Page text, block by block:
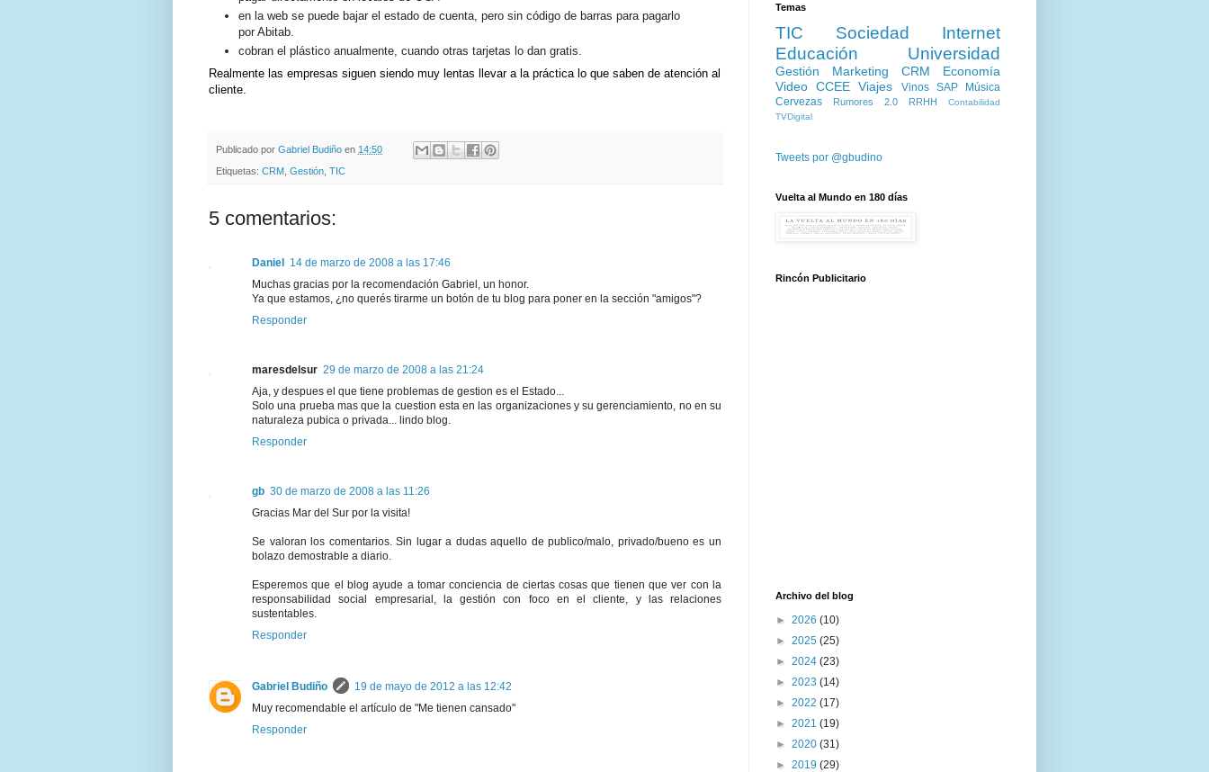
en la web se puede bajar el estado de cuenta, pero sin código de barras para pagarlo
por Abitab.
cobran el plástico anualmente, cuando otras tarjetas lo dan gratis.
Realmente las empresas siguen siendo muy lentas llevar a la práctica lo que saben de atención al
cliente.
Publicado por Gabriel Budiño en 14:50
Etiquetas: CRM, Gestión, TIC
5 comentarios:
Daniel
14 de marzo de 2008 a las 17:46
Muchas gracias por la recomendación Gabriel, un honor.
Ya que estamos, ¿no querés tirarme un botón de tu blog para poner en la sección "amigos"?
Responder
maresdelsur 29 de marzo de 2008 a las 21:24
Aja, y despues el que tiene problemas de gestion es el Estado...
Solo una prueba mas que la cuestion esta en las organizaciones y su gerenciamiento, no en su
naturaleza pubica o privada... lindo blog.
Responder
gb 30 de marzo de 2008 a las 11:26
Gracias Mar del Sur por la visita!
Se valoran los comentarios. Sin lugar a dudas aquello de publico/malo, privado/bueno es un
bolazo demostrable a diario.
Esperemos que el blog ayude a tomar conciencia de ciertas cosas que tienen que ver con la
responsabilidad social empresarial, la gestión con foco en el cliente, y las relaciones
sustentables.
Responder
Gabriel Budiño
19 de mayo de 2012 a las 12:42
Muy recomendable el artículo de "Me tienen cansado"
Responder
Temas
TIC Sociedad
Internet
Educación
Universidad
Gestión Marketing CRM
Economía
Video CCEE Viajes Vinos SAP
Música
Cervezas
Rumores 2.0 RRHH
Contabilidad
TVDigital
Tweets por @gbudino
Vuelta al Mundo en 180 días
Rincón Publicitario
Archivo del blog
► 2026 (10)
► 2025 (25)
► 2024 (23)
► 2023 (14)
► 2022 (17)
► 2021 (19)
► 2020 (31)
► 2019 (29)